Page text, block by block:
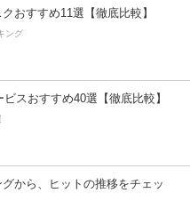
おすすめ11選【徹底比較】
ング
スおすすめ40選【徹底比較】
から、ヒットの推移をチェッ